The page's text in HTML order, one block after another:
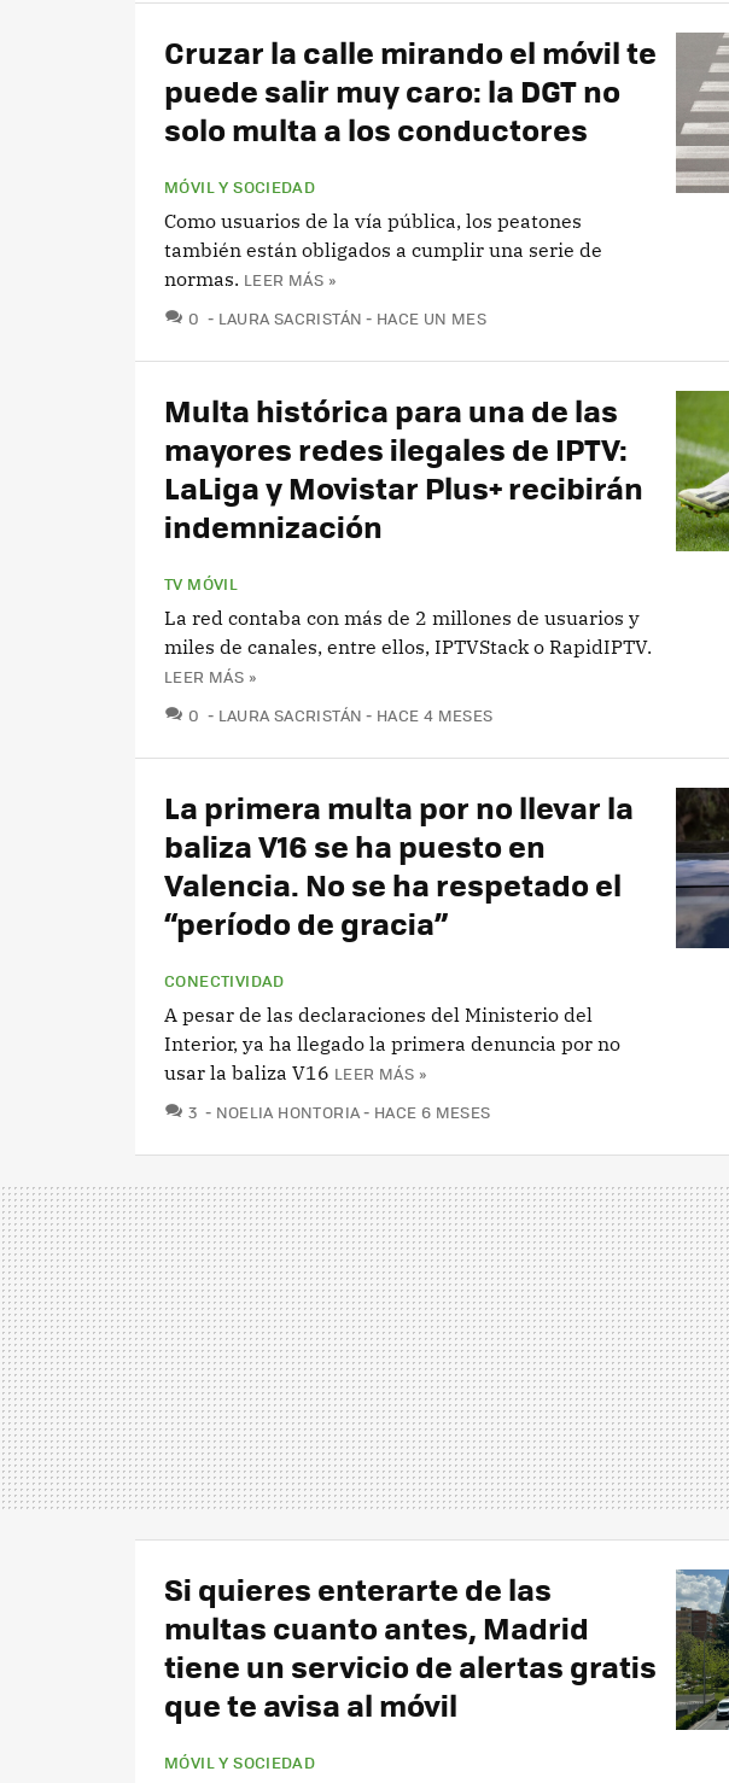
Cruzar la calle mirando el móvil te
puede salir muy caro: la DGT no
solo multa a los conductores
MÓVIL Y SOCIEDAD
Como usuarios de la vía pública, los peatones
también están obligados a cumplir una serie de
normas. LEER MÁS »
0 COMENTARIOS
LAURA SACRISTÁN HACE UN MES
Multa histórica para una de las
mayores redes ilegales de IPTV:
LaLiga y Movistar Plus+ recibirán
indemnización
TV MÓVIL
La red contaba con más de 2 millones de usuarios y
miles de canales, entre ellos, IPTVStack o RapidIPTV.
LEER MÁS »
0 COMENTARIOS
LAURA SACRISTÁN HACE 4 MESES
La primera multa por no llevar la
baliza V16 se ha puesto en
Valencia. No se ha respetado el
“período de gracia”
CONECTIVIDAD
A pesar de las declaraciones del Ministerio del
Interior, ya ha llegado la primera denuncia por no
usar la baliza V16 LEER MÁS »
3 COMENTARIOS
NOELIA HONTORIA HACE 6 MESES
Si quieres enterarte de las
multas cuanto antes, Madrid
tiene un servicio de alertas gratis
que te avisa al móvil
MÓVIL Y SOCIEDAD